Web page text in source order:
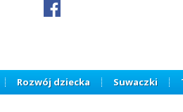
Rozwój dziecka Suwaczki